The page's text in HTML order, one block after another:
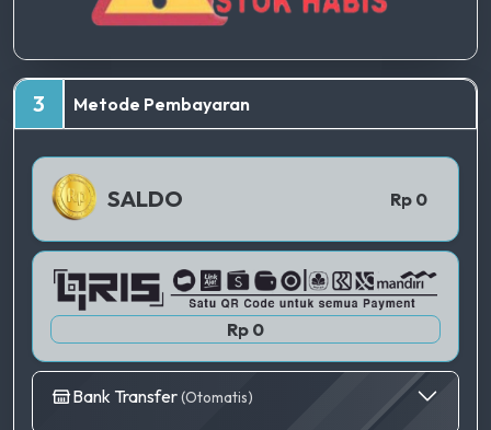
3 Metode Pembayaran
SALDO Rp 0
Rp 0
QRIS 1
Bank Transfer(Otomatis)